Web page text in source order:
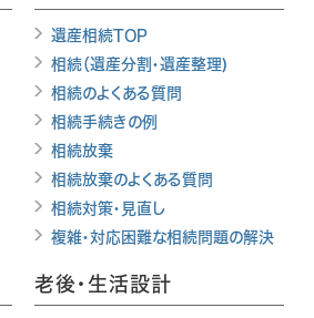
遺産相続TOP
相続（遺産分割・遺産整理)
相続のよくある質問
相続手続きの例
相続放棄
相続放棄のよくある質問
相続対策・見直し
複雑・対応困難な相続問題の解決
老後・生活設計